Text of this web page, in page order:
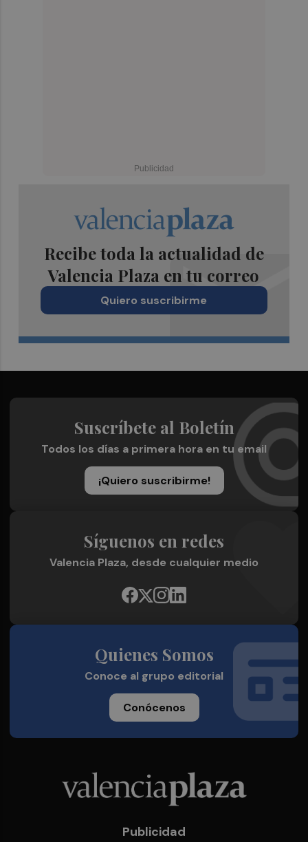
Recibe toda la actualidad de
Valencia Plaza en tu correo
Quiero suscribirme
Suscríbete al Boletín
Todos los días a primera hora en tu email
¡Quiero suscribirme!
Síguenos en redes
Valencia Plaza, desde cualquier medio
Quienes Somos
Conoce al grupo editorial
Conócenos
Publicidad